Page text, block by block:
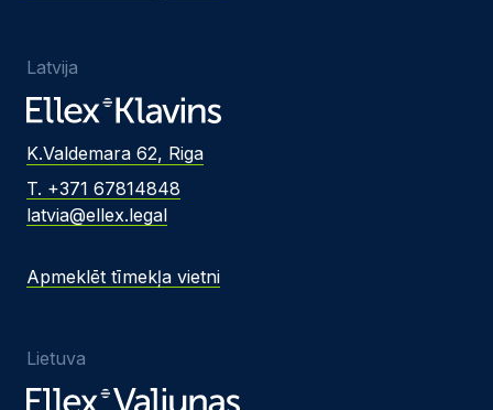
Latvija
K.Valdemara 62, Riga
T. +371 67814848
latvia@ellex.legal
Apmeklēt tīmekļa vietni
Lietuva